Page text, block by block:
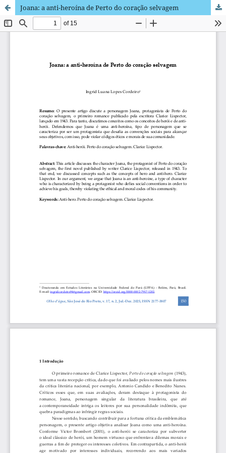
Joana: a anti-heroína de Perto do coração selvagem